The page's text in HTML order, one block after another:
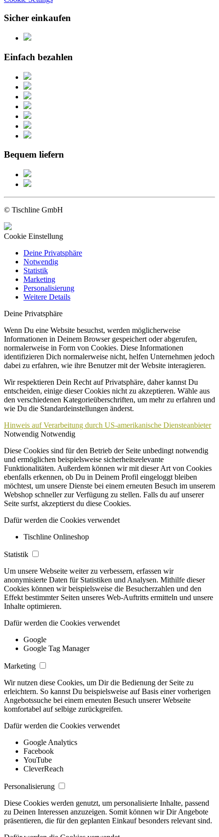
Sicher einkaufen
Einfach bezahlen
Bequem liefern
© Tischline GmbH
Cookie Einstellung
Deine Privatsphäre
Notwendig
Statistik
Marketing
Personalisierung
Weitere Details
Deine Privatsphäre
Wenn Du eine Website besuchst, werden möglicherweise
Informationen in Deinem Browser gespeichert oder abgerufen,
normalerweise in Form von Cookies. Diese Informationen
identifizieren Dich normalerweise nicht, helfen Unternehmen jedoch
dabei zu erfahren, wie ihre Benutzer mit der Website interagieren.
Wir respektieren Dein Recht auf Privatsphäre, daher kannst Du
entscheiden, einige dieser Cookies nicht zu akzeptieren. Wähle aus
den verschiedenen Kategorieüberschriften, um mehr zu erfahren und
wie Du die Standardeinstellungen änderst.
Hinweis auf Verarbeitung durch US-amerikanische Diensteanbieter
Notwendig Notwendig
Diese Cookies sind für den Betrieb der Seite unbedingt notwendig
und ermöglichen beispielsweise sicherheitsrelevante
Funktionalitäten. Außerdem können wir mit dieser Art von Cookies
ebenfalls erkennen, ob Du in Deinem Profil eingeloggt bleiben
möchtest, um unsere Dienste bei einem erneuten Besuch im unserem
Webshop schneller zur Verfügung zu stellen. Falls du auf unserer
Seite surfst, akzeptierst du diese Cookies.
Dafür werden die Cookies verwendet
Tischline Onlineshop
Statistik
Um unsere Webseite weiter zu verbessern, erfassen wir
anonymisierte Daten für Statistiken und Analysen. Mithilfe dieser
Cookies können wir beispielsweise die Besucherzahlen und den
Effekt bestimmter Seiten unseres Web-Auftritts ermitteln und unsere
Inhalte optimieren.
Dafür werden die Cookies verwendet
Google
Google Tag Manager
Marketing
Wir nutzen diese Cookies, um Dir die Bedienung der Seite zu
erleichtern. So kannst Du beispielsweise auf Basis einer vorherigen
Angebotssuche bei einem erneuten Besuch unserer Webseite
komfortabel auf selbige zurückgreifen.
Dafür werden die Cookies verwendet
Google Analytics
Facebook
YouTube
CleverReach
Personalisierung
Diese Cookies werden genutzt, um personalisierte Inhalte, passend
zu Deinen Interessen anzuzeigen. Somit können wir Dir Angebote
präsentieren, die für den geplanten Einkauf besonders relevant sind.